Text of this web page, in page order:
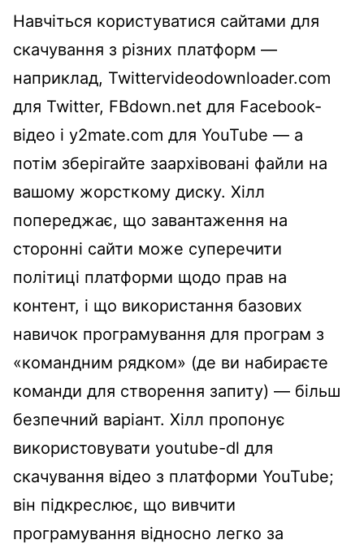
Навчіться користуватися сайтами для
скачування з різних платформ —
наприклад, Twittervideodownloader.com
для Twitter, FBdown.net для Facebook-
відео і y2mate.com для YouTube — а
потім зберігайте заархівовані файли на
вашому жорсткому диску. Хілл
попереджає, що завантаження на
сторонні сайти може суперечити
політиці платформи щодо прав на
контент, і що використання базових
навичок програмування для програм з
«командним рядком» (де ви набираєте
команди для створення запиту) — більш
безпечний варіант. Хілл пропонує
використовувати youtube-dl для
скачування відео з платформи YouTube;
він підкреслює, що вивчити
програмування відносно легко за